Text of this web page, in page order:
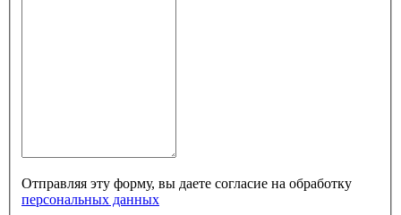
Отправляя эту форму, вы даете согласие на обработку
персональных данных